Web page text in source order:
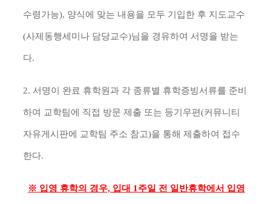
수령가능), 양식에 맞는 내용을 모두 기입한 후 지도교수
(사제동행세미나 담당교수)님을 경유하여 서명을 받는
다.
2. 서명이 완료 휴학원과 각 종류별 휴학증빙서류를 준비
하여 교학팀에 직접 방문 제출 또는 등기우편(커뮤니티
자유게시판에 교학팀 주소 참고)을 통해 제출하여 접수
한다.
※ 입영 휴학의 경우, 입대 1주일 전 일반휴학에서 입영